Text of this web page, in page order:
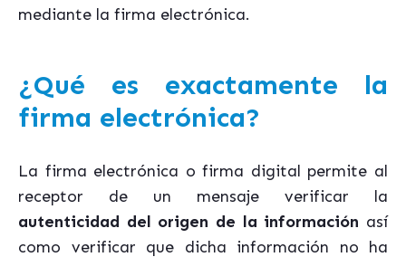
mediante la firma electrónica.
¿Qué es exactamente la
firma electrónica?
La firma electrónica o firma digital permite al
receptor de un mensaje verificar la
autenticidad del origen de la información así
como verificar que dicha información no ha